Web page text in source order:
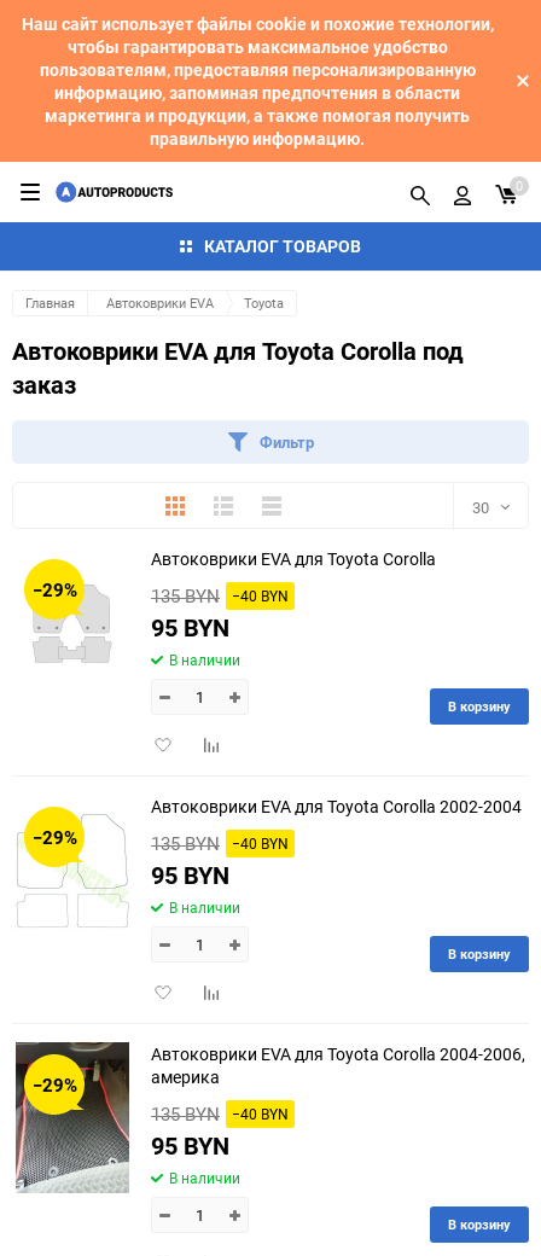
Наш сайт использует файлы cookie и похожие технологии,
чтобы гарантировать максимальное удобство
пользователям, предоставляя персонализированную
информацию, запоминая предпочтения в области
маркетинга и продукции, а также помогая получить
правильную информацию.
КАТАЛОГ ТОВАРОВ
0
Главная Автоковрики EVA Toyota
Автоковрики EVA для Toyota Corolla под
заказ
Фильтр
ПлиткаПодробноКомпактно 30
150
−29%
Автоковрики EVA для Toyota Corolla
135 BYN −40 BYN
95 BYN
В наличии
ДобавитьДобавить
В корзину
−29%
Автоковрики EVA для Toyota Corolla 2002-2004
135 BYN −40 BYN
95 BYN
В наличии
ДобавитьДобавить
В корзину
−29%
Автоковрики EVA для Toyota Corolla 2004-2006,
америка
135 BYN −40 BYN
95 BYN
В наличии
В корзину